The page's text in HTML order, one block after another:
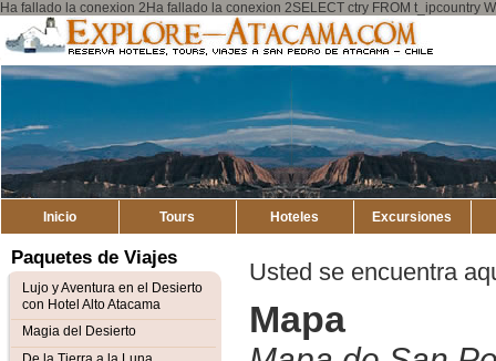
Ha fallado la conexion 2Ha fallado la conexion 2SELECT ctry FROM t_ipcountry
Mapa del Sitio
Inicio Tours Hoteles Excursiones
Usted se encuentra
Mapa
Paquetes de Viajes
Lujo y Aventura en el Desierto
con Hotel Alto Atacama
Magia del Desierto